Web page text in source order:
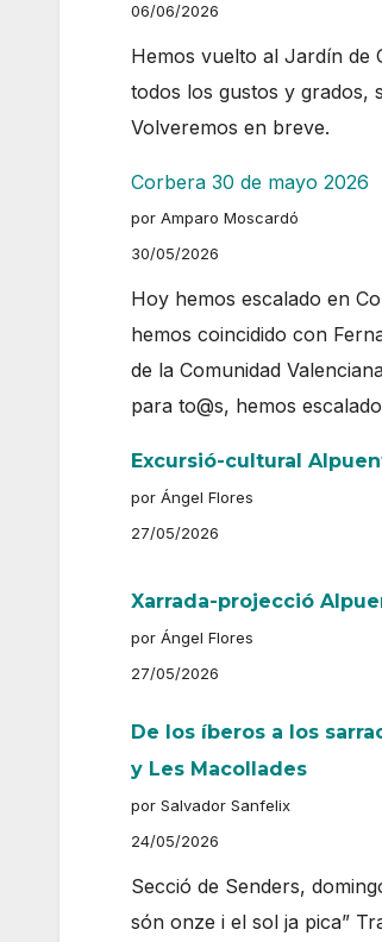
06/06/2026
Hemos vuelto al Jardín de
todos los gustos y grados,
Volveremos en breve.
Corbera 30 de mayo 2026
por Amparo Moscardó
30/05/2026
Hoy hemos escalado en
hemos coincidido con
de la Comunidad
para to@s, hemos
Excursió-cultural
por Ángel Flores
27/05/2026
Xarrada-projecció
por Ángel Flores
27/05/2026
De los íberos a los
y Les Macollades
por Salvador Sanfelix
24/05/2026
Secció de Senders,
són onze i el sol ja pica”